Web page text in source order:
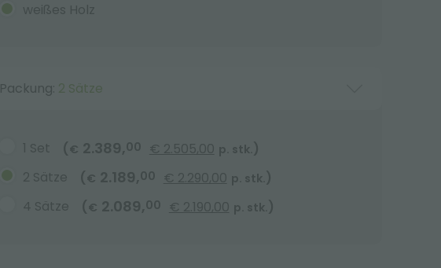
weißes Holz
Packung: 2 Sätze
1 Set ( € 2.389,00 € 2.505,00 p. stk. )
2 Sätze
( € 2.189,00 € 2.290,00 p. stk. )
4 Sätze
( € 2.089,00 € 2.190,00 p. stk. )